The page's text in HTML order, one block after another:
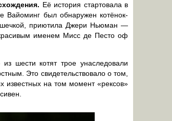
Её история стартовала в
Вайоминг был обнаружен котёнок-
приютила Джери Ньюман —
именем Мисс де Песто оф
шести котят трое унаследовали
Это свидетельствовало о том,
известных на том момент «рексов»